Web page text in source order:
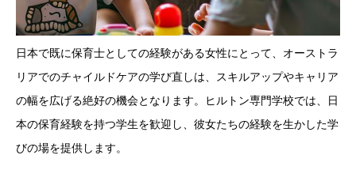
日本で既に保育士としての経験がある女性にとって、オーストラ
リアでのチャイルドケアの学び直しは、スキルアップやキャリア
の幅を広げる絶好の機会となります。ヒルトン専門学校では、日
本の保育経験を持つ学生を歓迎し、彼女たちの経験を生かした学
びの場を提供します。